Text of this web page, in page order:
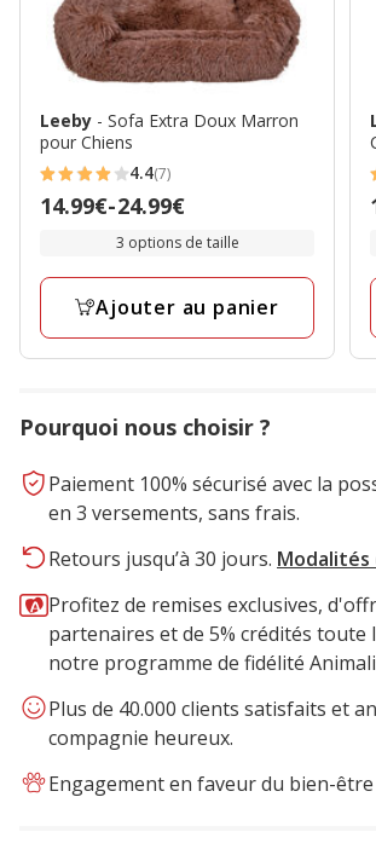
Leeby - Sofa Extra Doux Marron
pour Chiens
4.4
étoiles
7
4.4(7)
Prix
à
24.99€
14.99€-24.99€
3 options de taille
Ajouter au panier
à
Pourquoi nous choisir ?
Paiement 100% sécurisé avec la
en 3 versements, sans frais.
Retours jusqu’à 30 jours.
Profitez de remises exclusives,
partenaires et de 5% crédités toute
notre programme de fidélité
Plus de 40.000 clients satisfaits et
compagnie heureux.
Engagement en faveur du bien-être